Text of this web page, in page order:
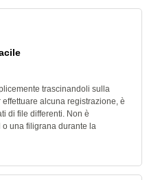
trascinandoli sulla
alcuna registrazione, è
di file differenti. Non è
una filigrana durante la